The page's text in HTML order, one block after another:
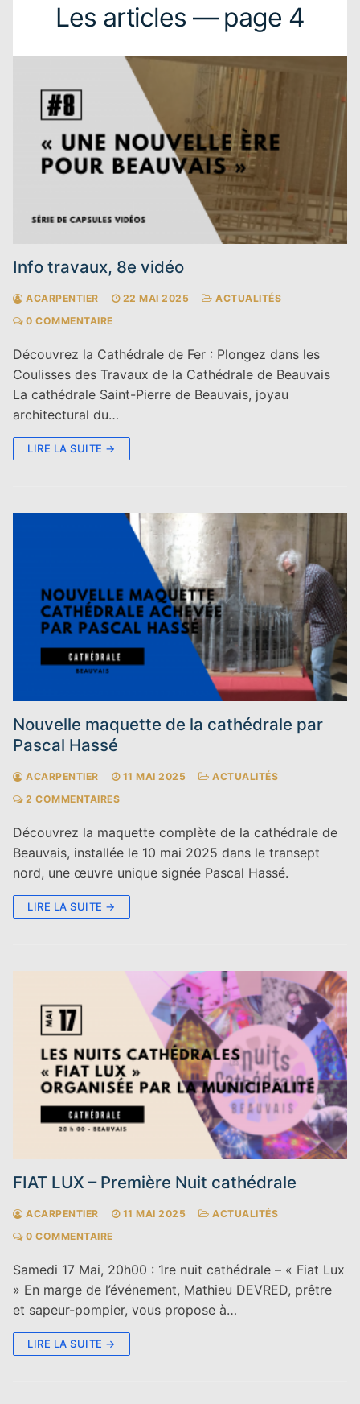
Les articles — page 4
Info travaux, 8e vidéo
ACARPENTIER 22 MAI 2025
ACTUALITÉS
0 COMMENTAIRE
Découvrez la Cathédrale de Fer : Plongez dans les
Coulisses des Travaux de la Cathédrale de Beauvais
La cathédrale Saint-Pierre de Beauvais, joyau
architectural du…
LIRE LA SUITE →
Nouvelle maquette de la cathédrale par
Pascal Hassé
ACARPENTIER 11 MAI 2025
ACTUALITÉS
2 COMMENTAIRES
Découvrez la maquette complète de la cathédrale de
Beauvais, installée le 10 mai 2025 dans le transept
nord, une œuvre unique signée Pascal Hassé.
LIRE LA SUITE →
FIAT LUX – Première Nuit cathédrale
ACARPENTIER 11 MAI 2025
ACTUALITÉS
0 COMMENTAIRE
Samedi 17 Mai, 20h00 : 1re nuit cathédrale – « Fiat Lux
» En marge de l’événement, Mathieu DEVRED, prêtre
et sapeur-pompier, vous propose à…
LIRE LA SUITE →